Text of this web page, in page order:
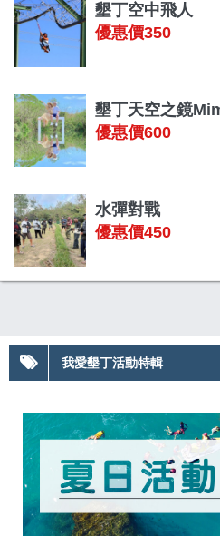
墾丁空中飛人
優惠價350
墾丁天空之鏡
優惠價600
水彈對戰
優惠價450
我愛墾丁活動特輯